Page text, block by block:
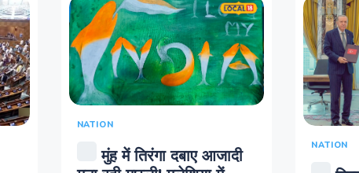
NATION
मुंह में तिरंगा दबाए आजादी
NATION